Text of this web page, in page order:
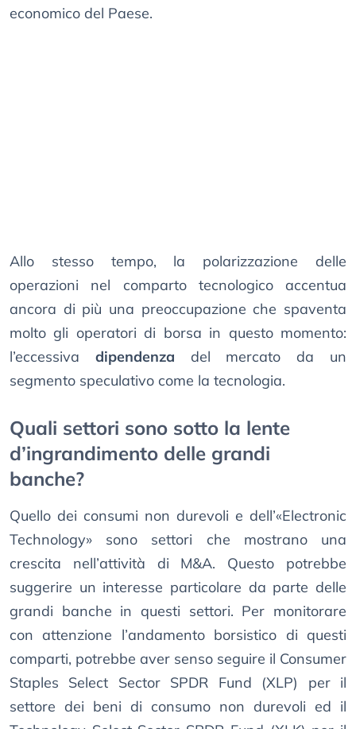
economico del Paese.
Allo stesso tempo, la polarizzazione delle
operazioni nel comparto tecnologico accentua
ancora di più una preoccupazione che spaventa
molto gli operatori di borsa in questo momento:
l’eccessiva dipendenza del mercato da un
segmento speculativo come la tecnologia.
Quali settori sono sotto la lente
d’ingrandimento delle grandi
banche?
Quello dei consumi non durevoli e dell’«Electronic
Technology» sono settori che mostrano una
crescita nell’attività di M&A. Questo potrebbe
suggerire un interesse particolare da parte delle
grandi banche in questi settori. Per monitorare
con attenzione l’andamento borsistico di questi
comparti, potrebbe aver senso seguire il Consumer
Staples Select Sector SPDR Fund (XLP) per il
settore dei beni di consumo non durevoli ed il